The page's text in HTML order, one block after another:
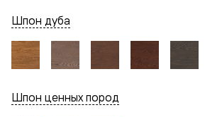
Шпон дуба
Шпон ценных пород